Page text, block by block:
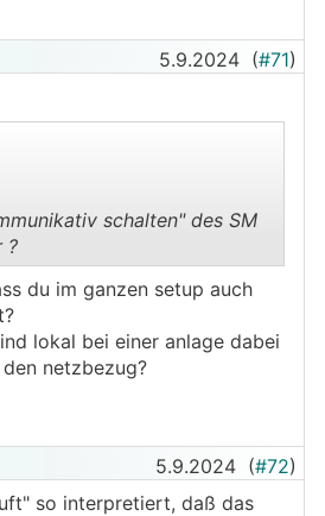
5.9.2024 (#71)
..
schalten" des SM
?
du im ganzen setup auch
lokal bei einer anlage dabei
netzbezug?
5.9.2024 (#72)
so interpretiert, daß das